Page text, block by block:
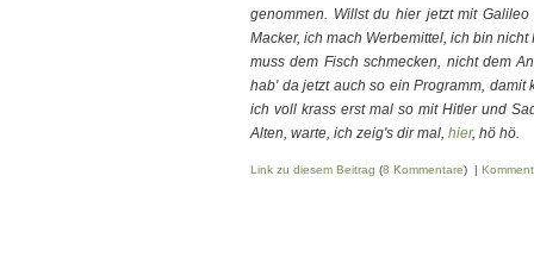
genommen. Willst du hier jetzt mit
Macker, ich mach Werbemittel, ich bin
muss dem Fisch schmecken, nicht dem
hab' da jetzt auch so ein Programm,
ich voll krass erst mal so mit Hitler und
Alten, warte, ich zeig's dir mal, hier, hö hö.
Link zu diesem Beitrag (8 Kommentare) |